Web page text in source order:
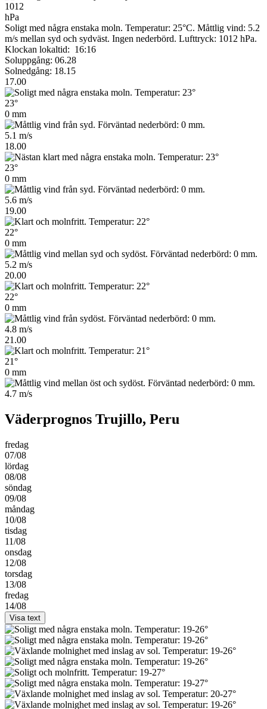
1012
hPa
Soligt med några enstaka moln. Temperatur: 25°C. Måttlig vind: 5.2
m/s mellan syd och sydväst. Ingen nederbörd. Lufttryck: 1012 hPa.
Klockan lokaltid: 16:16
Soluppgång: 06.28
Solnedgång: 18.15
17.00
23°
0 mm
5.1 m/s
18.00
23°
0 mm
5.6 m/s
19.00
22°
0 mm
5.2 m/s
20.00
22°
0 mm
4.8 m/s
21.00
21°
0 mm
4.7 m/s
Väderprognos Trujillo, Peru
fredag
07/08
lördag
08/08
söndag
09/08
måndag
10/08
tisdag
11/08
onsdag
12/08
torsdag
13/08
fredag
14/08
Visa text